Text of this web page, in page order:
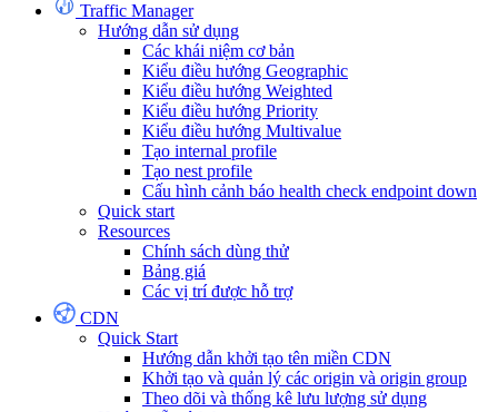
Traffic Manager
Hướng dẫn sử dụng
Các khái niệm cơ bản
Kiểu điều hướng Geographic
Kiểu điều hướng Weighted
Kiểu điều hướng Priority
Kiểu điều hướng Multivalue
Tạo internal profile
Tạo nest profile
Cấu hình cảnh báo health check endpoint down
Quick start
Resources
Chính sách dùng thử
Bảng giá
Các vị trí được hỗ trợ
CDN
Quick Start
Hướng dẫn khởi tạo tên miền CDN
Khởi tạo và quản lý các origin và origin group
Theo dõi và thống kê lưu lượng sử dụng